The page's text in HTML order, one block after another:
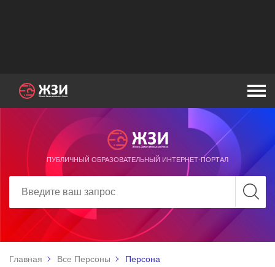
ПУБЛИЧНЫЙ ОБРАЗОВАТЕЛЬНЫЙ ИНТЕРНЕТ-ПОРТАЛ
Главная Все Персоны Персона